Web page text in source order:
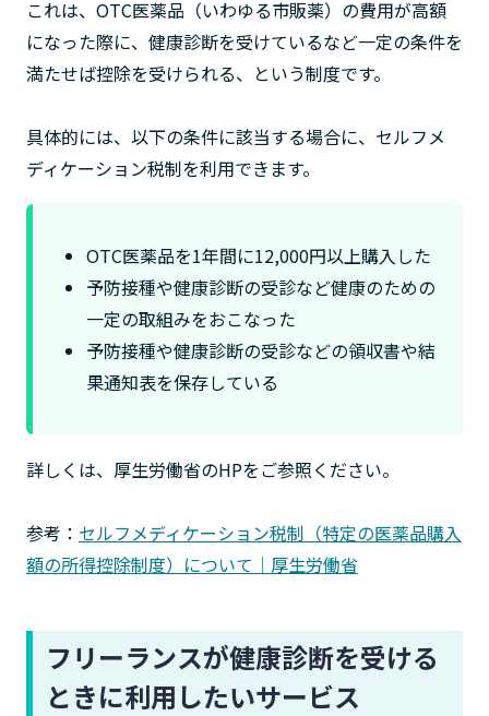
これは、OTC医薬品（いわゆる市販薬）の費用が高額
になった際に、健康診断を受けているなど一定の条件を
満たせば控除を受けられる、という制度です。
具体的には、以下の条件に該当する場合に、セルフメ
ディケーション税制を利用できます。
OTC医薬品を1年間に12,000円以上購入した
予防接種や健康診断の受診など健康のための
一定の取組みをおこなった
予防接種や健康診断の受診などの領収書や結
果通知表を保存している
詳しくは、厚生労働省のHPをご参照ください。
参考： セルフメディケーション税制（特定の医薬品購入
額の所得控除制度）について｜厚生労働省
フリーランスが健康診断を受ける
ときに利用したいサービス